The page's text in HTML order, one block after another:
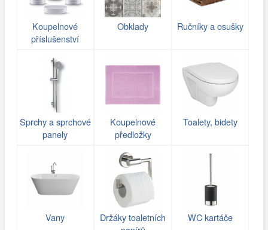
Koupelnové
příslušenství
Obklady Ručníky a osušky
Sprchy a sprchové
panely
Koupelnové
předložky
Toalety, bidety
Vany
Držáky toaletních
WC kartáče